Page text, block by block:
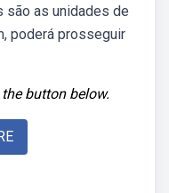
são as unidades de
poderá prosseguir
button below.